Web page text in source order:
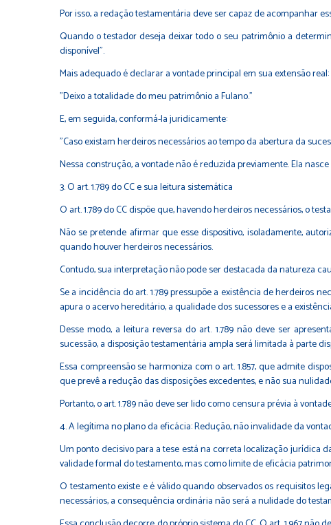
Por isso, a redação testamentária deve ser capaz de acompanhar
Quando o testador deseja deixar todo o seu patrimônio a
disponível".
Mais adequado é declarar a vontade principal em sua extensão real:
"Deixo a totalidade do meu patrimônio a Fulano."
E, em seguida, conformá-la juridicamente:
"Caso existam herdeiros necessários ao tempo da abertura da
Nessa construção, a vontade não é reduzida previamente. Ela
3. O art. 1.789 do CC e sua leitura sistemática
O art. 1.789 do CC dispõe que, havendo herdeiros necessários, o
Não se pretende afirmar que esse dispositivo, isoladamente,
quando houver herdeiros necessários.
Contudo, sua interpretação não pode ser destacada da natureza
Se a incidência do art. 1.789 pressupõe a existência de herdeiros
apura o acervo hereditário, a qualidade dos sucessores e a
Desse modo, a leitura reversa do art. 1.789 não deve ser
sucessão, a disposição testamentária ampla será limitada à parte
Essa compreensão se harmoniza com o art. 1.857, que admite
que prevê a redução das disposições excedentes, e não sua
Portanto, o art. 1.789 não deve ser lido como censura prévia à
4. A legítima no plano da eficácia: Redução, não invalidade da
Um ponto decisivo para a tese está na correta localização jurídica
validade formal do testamento, mas como limite de eficácia
O testamento existe e é válido quando observados os requisitos
necessários, a consequência ordinária não será a nulidade do